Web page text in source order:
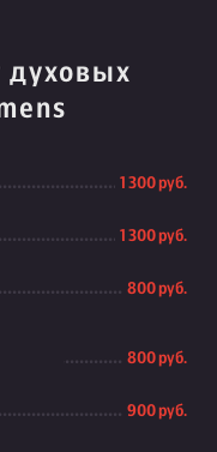
1 300 руб.
1 300 руб.
800 руб.
800 руб.
900 руб.